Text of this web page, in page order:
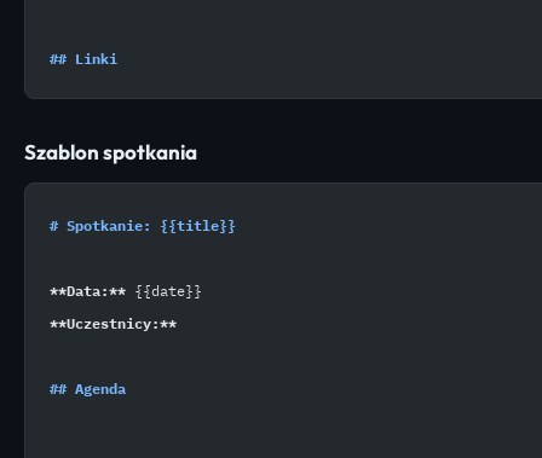
## Linki
Szablon spotkania
# Spotkanie: {{title}}
**Data:** {{date}}
**Uczestnicy:**
## Agenda